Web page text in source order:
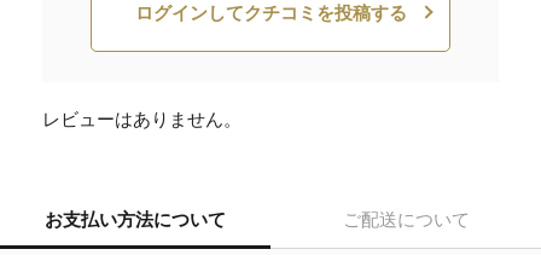
ログインしてクチコミを投稿する
レビューはありません。
お支払い方法について ご配送について